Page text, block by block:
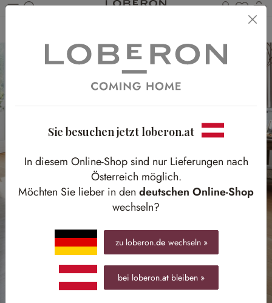
Du
Sie besuchen jetzt loberon.at
In diesem Online-Shop sind nur Lieferungen nach
Österreich möglich.
Möchten Sie lieber in den deutschen Online-Shop
wechseln?
zu loberon.de wechseln »
bei loberon.at bleiben »